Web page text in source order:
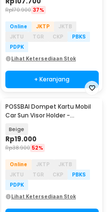
Rp170.900 37%
Online JKTP
JKTB
JKTU
TGR CKP
PBKS
PDPK
Lihat Ketersediaan Stok
+ Keranjang
POSSBAI Dompet Kartu Mobil
Car Sun Visor Holder -
Beige
Rp19.000
Rp38.900 52%
Online JKTP
JKTB
JKTU
TGR CKP
PBKS
PDPK
Lihat Ketersediaan Stok